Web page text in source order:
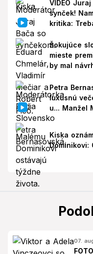
VIDEO
synček!
kritika:
Šokujúce
mieste
by mal
Petra
luxusnú
u... Manžel
Kiska
Dominikovi:
07.